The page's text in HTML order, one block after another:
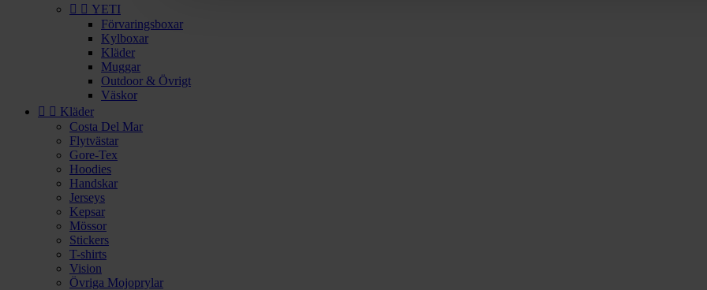
  YETI
Förvaringsboxar
Kylboxar
Kläder
Muggar
Outdoor & Övrigt
Väskor
  Kläder
Costa Del Mar
Flytvästar
Gore-Tex
Hoodies
Handskar
Jerseys
Kepsar
Mössor
Stickers
T-shirts
Vision
Övriga Mojoprylar